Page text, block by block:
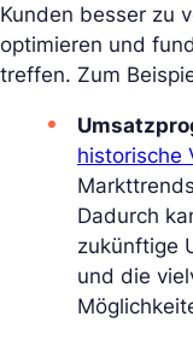
Kunden besser zu
optimieren und
treffen. Zum
historische
Dadurch
zukünftige
und die